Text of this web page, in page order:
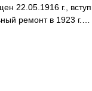
22.05.1916 г.,
ремонт в 1923